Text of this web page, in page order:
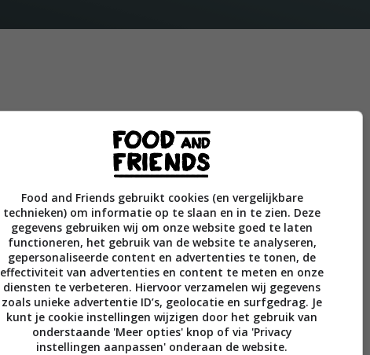
Food and Friends gebruikt cookies (en vergelijkbare
technieken) om informatie op te slaan en in te zien. Deze
gegevens gebruiken wij om onze website goed te laten
functioneren, het gebruik van de website te analyseren,
gepersonaliseerde content en advertenties te tonen, de
effectiviteit van advertenties en content te meten en onze
diensten te verbeteren. Hiervoor verzamelen wij gegevens
zoals unieke advertentie ID’s, geolocatie en surfgedrag. Je
kunt je cookie instellingen wijzigen door het gebruik van
onderstaande 'Meer opties' knop of via 'Privacy
instellingen aanpassen' onderaan de website.